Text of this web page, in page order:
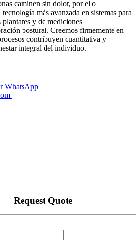
caminen sin dolor, por ello
más avanzada en sistemas para
plantares y de mediciones
postural. Creemos firmemente en
contribuyen cuantitativa y
integral del individuo.
WhatsApp
Request Quote